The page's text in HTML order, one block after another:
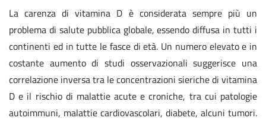
La carenza di vitamina D è considerata sempre più un
problema di salute pubblica globale, essendo diffusa in tutti i
continenti ed in tutte le fasce di età. Un numero elevato e in
costante aumento di studi osservazionali suggerisce una
correlazione inversa tra le concentrazioni sieriche di vitamina
D e il rischio di malattie acute e croniche, tra cui patologie
autoimmuni, malattie cardiovascolari, diabete, alcuni tumori.